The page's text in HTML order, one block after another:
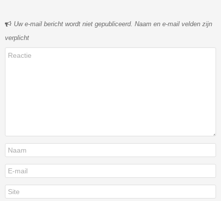
Uw e-mail bericht wordt niet gepubliceerd. Naam en e-mail velden zijn
verplicht